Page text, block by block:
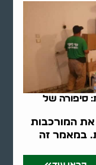
סיפורה של
המורכבות
במאמר זה